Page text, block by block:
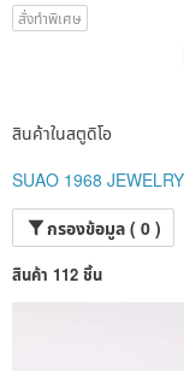
สั่งทำพิเศษ
สินค้าในสตูดิโอ
SUAO 1968 JEWELRY
กรองข้อมูล ( 0 )
สินค้า 112 ชิ้น